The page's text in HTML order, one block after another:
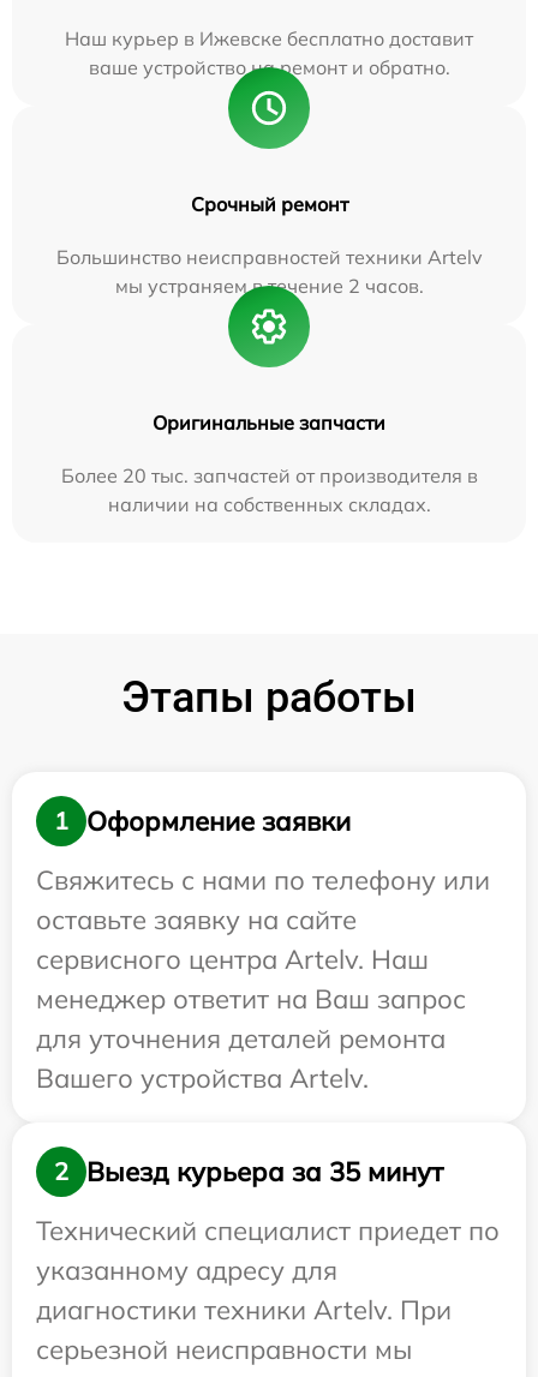
Наш курьер в Ижевске бесплатно доставит
ваше устройство на ремонт и обратно.
Срочный ремонт
Большинство неисправностей техники Artelv
мы устраняем в течение 2 часов.
Оригинальные запчасти
Более 20 тыс. запчастей от производителя в
наличии на собственных складах.
Этапы работы
1
Оформление заявки
Свяжитесь с нами по телефону или
оставьте заявку на сайте
сервисного центра Artelv. Наш
менеджер ответит на Ваш запрос
для уточнения деталей ремонта
Вашего устройства Artelv.
2
Выезд курьера за 35 минут
Технический специалист приедет по
указанному адресу для
диагностики техники Artelv. При
серьезной неисправности мы